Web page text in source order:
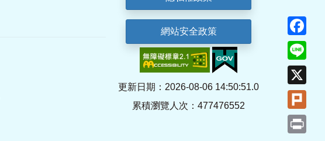
網站安全政策
更新日期：2026-08-06 14:50:51.0
累積瀏覽人次：477476552